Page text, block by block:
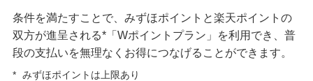
条件を満たすことで、みずほポイントと楽天ポイントの
双方が進呈される*「Wポイントプラン」を利用でき、普
段の支払いを無理なくお得につなげることができます。
* みずほポイントは上限あり